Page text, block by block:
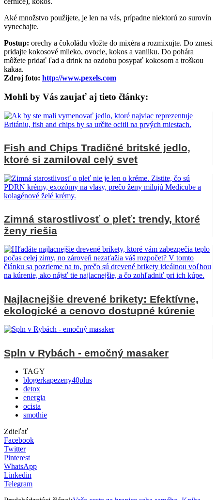
Aké množstvo použijete, je len na vás, prípadne niektorú zo surovín
vynechajte.
Postup: orechy a čokoládu vložte do mixéra a rozmixujte. Do zmesi
pridajte kokosové mlieko, ovocie, kokos a vanilku. Do pohára
môžete pridať ľad a drink na ozdobu posypať kokosom a troškou
kakaa.
Zdroj foto: http://www.pexels.com
Mohli by Vás zaujať aj tieto články:
Fish and Chips Tradičné britské jedlo,
ktoré si zamiloval celý svet
Zimná starostlivosť o pleť: trendy, ktoré
ženy riešia
Najlacnejšie drevené brikety: Efektívne,
ekologické a cenovo dostupné kúrenie
Spln v Rybách - emočný masaker
TAGY
blogerkapezeny40plus
detox
energia
ocista
smothie
Zdieľať
Facebook
Twitter
Pinterest
WhatsApp
Linkedin
Telegram